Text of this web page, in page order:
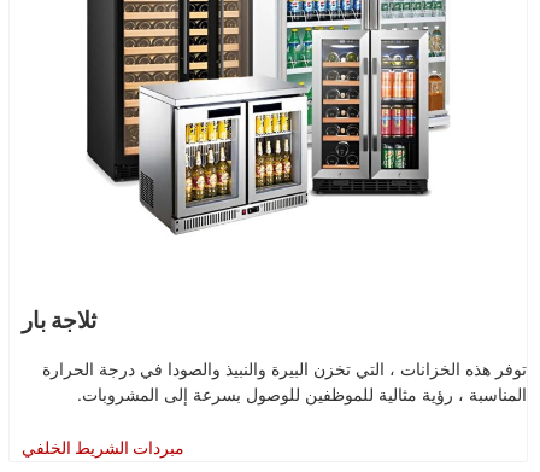
ثلاجة بار
توفر هذه الخزانات ، التي تخزن البيرة والنبيذ والصودا في درجة الحرارة
المناسبة ، رؤية مثالية للموظفين للوصول بسرعة إلى المشروبات.
مبردات الشريط الخلفي